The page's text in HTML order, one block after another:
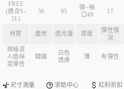
FREE
(適合S-
2L)
50 65
領~袖
口49
17
材質 產地 透光度 厚度
彈性情
況
滌綸混
人造絲
混彈性
韓國
白色
透膚
薄 有彈性
尺寸測量 求助中心 紅利折扣